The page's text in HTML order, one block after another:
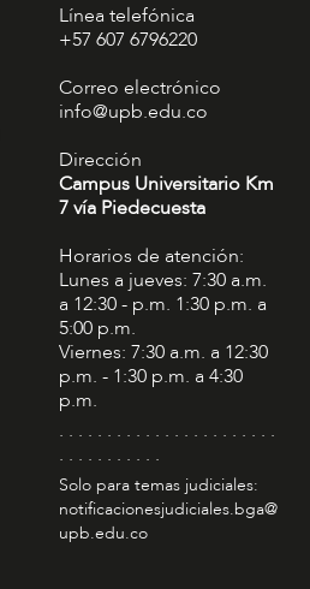
Línea telefónica
+57 607 6796220
Correo electrónico
info@upb.edu.co
Dirección
Campus Universitario Km
7 vía Piedecuesta
Horarios de atención:
Lunes a jueves: 7:30 a.m.
a 12:30 - p.m. 1:30 p.m. a
5:00 p.m.
Viernes: 7:30 a.m. a 12:30
p.m. - 1:30 p.m. a 4:30
p.m.
. . . . . . . . . . . . . . . . . . . . . . .
. . . . . . . . . . .
Solo para temas judiciales:
notificacionesjudiciales.bga@
upb.edu.co